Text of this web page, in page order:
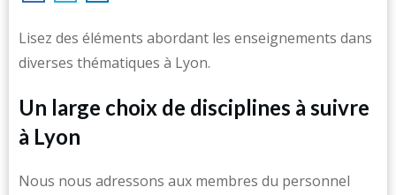
Lisez des éléments abordant les enseignements dans
diverses thématiques à Lyon.
Un large choix de disciplines à suivre
à Lyon
Nous nous adressons aux membres du personnel